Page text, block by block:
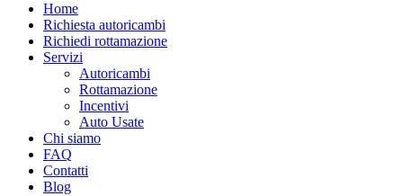
Home
Richiesta autoricambi
Richiedi rottamazione
Servizi
Autoricambi
Rottamazione
Incentivi
Auto Usate
Chi siamo
FAQ
Contatti
Blog